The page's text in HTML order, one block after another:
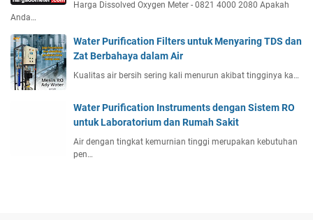
Harga Dissolved Oxygen Meter - 0821 4000 2080 Apakah
Anda…
Water Purification Filters untuk Menyaring TDS dan
Zat Berbahaya dalam Air
Kualitas air bersih sering kali menurun akibat tingginya ka…
Water Purification Instruments dengan Sistem RO
untuk Laboratorium dan Rumah Sakit
Air dengan tingkat kemurnian tinggi merupakan kebutuhan
pen…